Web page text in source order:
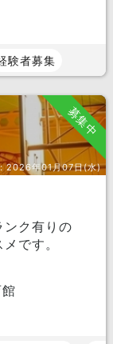
験者募集
募集中
2026年01月07日(水)
ンク有りの
です。